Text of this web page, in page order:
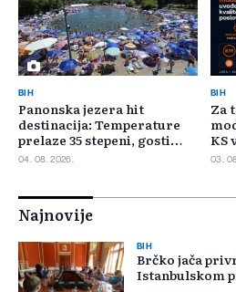
BIH
Panonska jezera hit
destinacija: Temperature
prelaze 35 stepeni, gosti
pristižu iz cijele regije
04. 08. 2026.
BIH
Za
KS
03.
Najnovije
BIH
Brčko jača
Istanbulskom